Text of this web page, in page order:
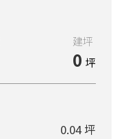
建坪
0 坪
0.04 坪